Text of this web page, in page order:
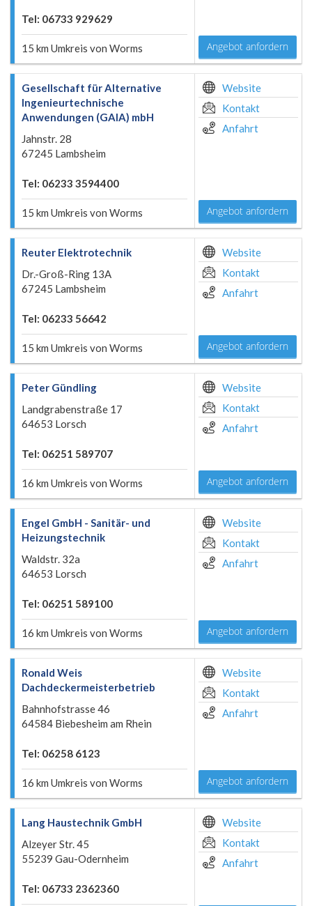
Tel: 06733 929629
15 km Umkreis von Worms Angebot anfordern
Gesellschaft für Alternative
Ingenieurtechnische
Anwendungen (GAIA) mbH
Jahnstr. 28
67245 Lambsheim
Tel: 06233 3594400
15 km Umkreis von Worms
Website
Kontakt
Anfahrt
Angebot anfordern
Reuter Elektrotechnik
Dr.-Groß-Ring 13A
67245 Lambsheim
Tel: 06233 56642
15 km Umkreis von Worms
Website
Kontakt
Anfahrt
Angebot anfordern
Peter Gündling
Landgrabenstraße 17
64653 Lorsch
Tel: 06251 589707
16 km Umkreis von Worms
Website
Kontakt
Anfahrt
Angebot anfordern
Engel GmbH - Sanitär- und
Heizungstechnik
Waldstr. 32a
64653 Lorsch
Tel: 06251 589100
16 km Umkreis von Worms
Website
Kontakt
Anfahrt
Angebot anfordern
Ronald Weis
Dachdeckermeisterbetrieb
Bahnhofstrasse 46
64584 Biebesheim am Rhein
Tel: 06258 6123
16 km Umkreis von Worms
Website
Kontakt
Anfahrt
Angebot anfordern
Lang Haustechnik GmbH
Alzeyer Str. 45
55239 Gau-Odernheim
Tel: 06733 2362360
Website
Kontakt
Anfahrt